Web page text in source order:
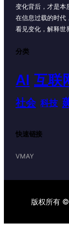
变化背后，才是本
在信息过载的时代
看见变化，解释世
分类
AI 互联
社会 科技
快速链接
VMAY
版权所有